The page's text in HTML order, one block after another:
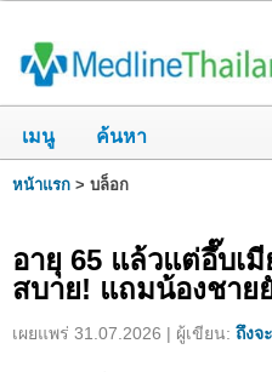
เมนู ค้นหา
หน้าแรก > บล็อก
อายุ 65 แล้วแต่อึ๊บเ
สบาย! แถมน้องชาย
เผยแพร่ 31.07.2026 | ผู้เขียน: ถึงจ